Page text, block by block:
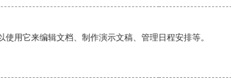
用它来编辑文档、制作演示文稿、管理日程安排等。